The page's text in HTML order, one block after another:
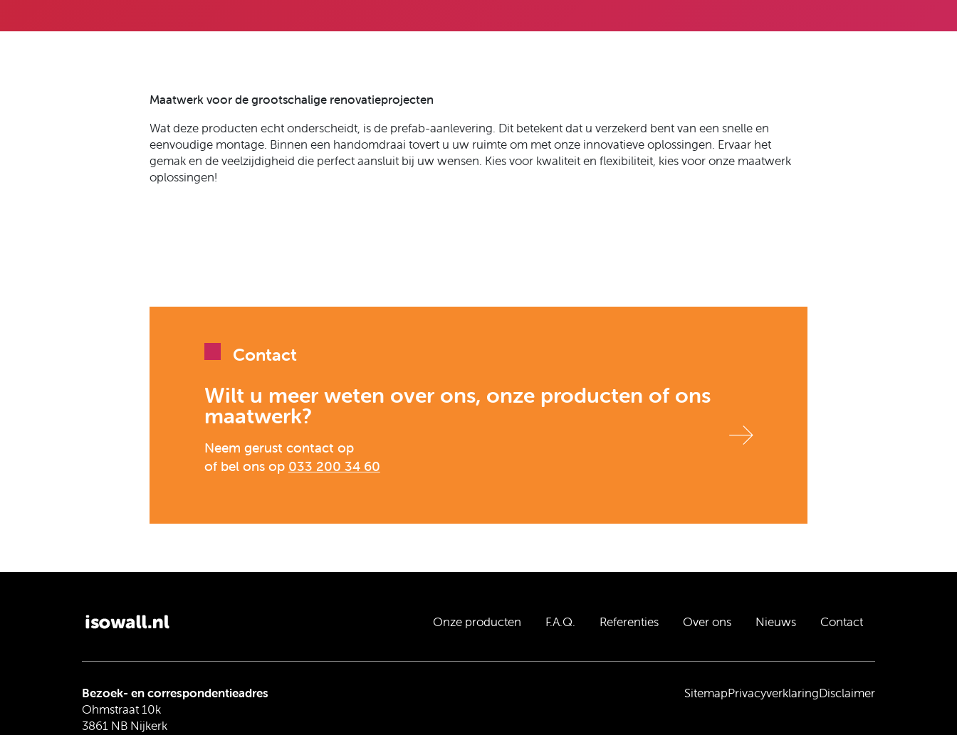
Maatwerk voor de grootschalige renovatieprojecten
Wat deze producten echt onderscheidt, is de prefab-aanlevering. Dit betekent dat u verzekerd bent van een snelle en
eenvoudige montage. Binnen een handomdraai tovert u uw ruimte om met onze innovatieve oplossingen. Ervaar het
gemak en de veelzijdigheid die perfect aansluit bij uw wensen. Kies voor kwaliteit en flexibiliteit, kies voor onze maatwerk
oplossingen!
Contact
Wilt u meer weten over ons, onze producten of ons
maatwerk?
Neem gerust contact op
of bel ons op 033 200 34 60
Onze producten F.A.Q. Referenties Over ons Nieuws Contact
Bezoek- en correspondentieadres
Ohmstraat 10k
3861 NB Nijkerk
SitemapPrivacyverklaringDisclaimer